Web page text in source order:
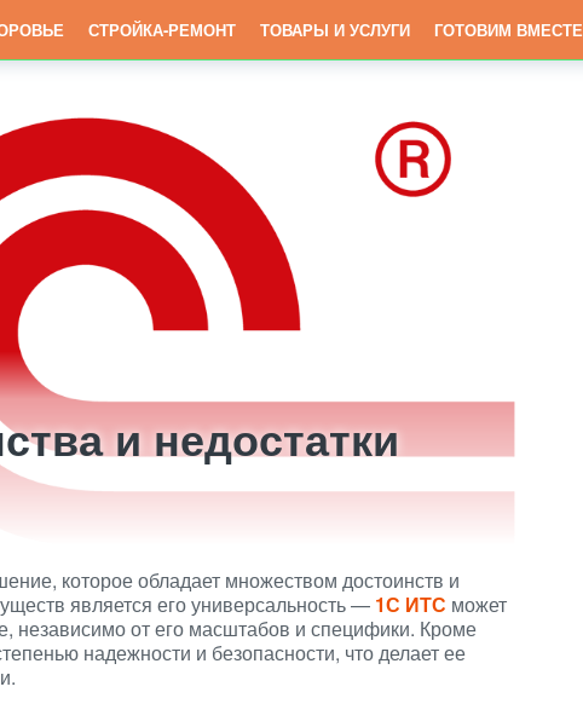
СТРОЙКА-РЕМОНТ ТОВАРЫ И УСЛУГИ ГОТОВИМ ВМЕСТЕ
и недостатки
которое обладает множеством достоинств и
является его универсальность — 1С ИТС может
независимо от его масштабов и специфики. Кроме
надежности и безопасности, что делает ее